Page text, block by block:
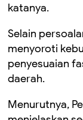
katanya.
Selain
menyoroti
penyesuaian
daerah.
Menurutnya,